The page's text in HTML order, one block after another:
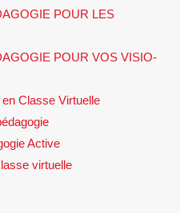
POUR LES
POUR VOS VISIO-
Classe Virtuelle
Active
virtuelle